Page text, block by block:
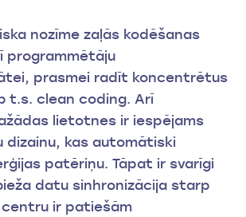
nozīme zaļās kodēšanas
prasmei radīt koncentrētus
t.s. clean coding. Arī
lietotnes ir iespējams
kas automātiski
patēriņu. Tāpat ir svarīgi
datu sinhronizācija starp
ir patiešām